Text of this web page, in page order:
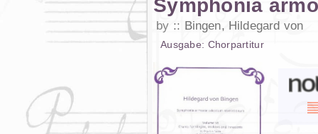
Symphonia
by Bingen, Hildegard von
Ausgabe: Chorpartitur